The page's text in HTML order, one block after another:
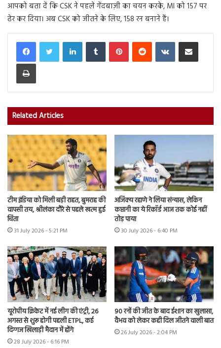
आपको बता दें कि CSK ने पहले गेंदबाज़ी का चयन करके, MI को 157 पर
ढेर कर दिया। अब CSK को जीतने के लिए, 158 रन बनाने हैं।
LinkedInTumblr PinterestReddit VKontakteShare via Email
Print
Related Articles
टीम इंडिया को मिली बड़ी राहत, बुमराह की
वापसी तय, श्रीलंका दौरे से पहले खत्म हुई
चिंता
31 July 2026 - 5:21 PM
अजिंक्य रहाणे ने लिया संन्यास, लेकिन
कप्तानी का ये रिकॉर्ड आज तक कोई नहीं
तोड़ पाया
30 July 2026 - 6:40 PM
यूरोपीय क्रिकेट में नई लीग की एंट्री, 26
अगस्त से शुरू होगी पहली ETPL, कई
दिग्गज खिलाड़ी मैदान में होंगे
28 July 2026 - 6:16 PM
90 रनों की जीत के बाद ईशान का खुलासा,
वैभव को लेकर कही दिल जीतने वाली बात
26 July 2026 - 2:04 PM